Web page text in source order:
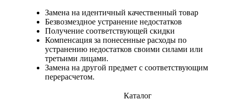
Замена на идентичный качественный товар
Безвозмездное устранение недостатков
Получение соответствующей скидки
Компенсация за понесенные расходы по
устранению недостатков своими силами или
третьими лицами.
Замена на другой предмет с соответствующим
перерасчетом.
Каталог